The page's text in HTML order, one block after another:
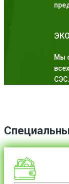
Мы
СЭС.